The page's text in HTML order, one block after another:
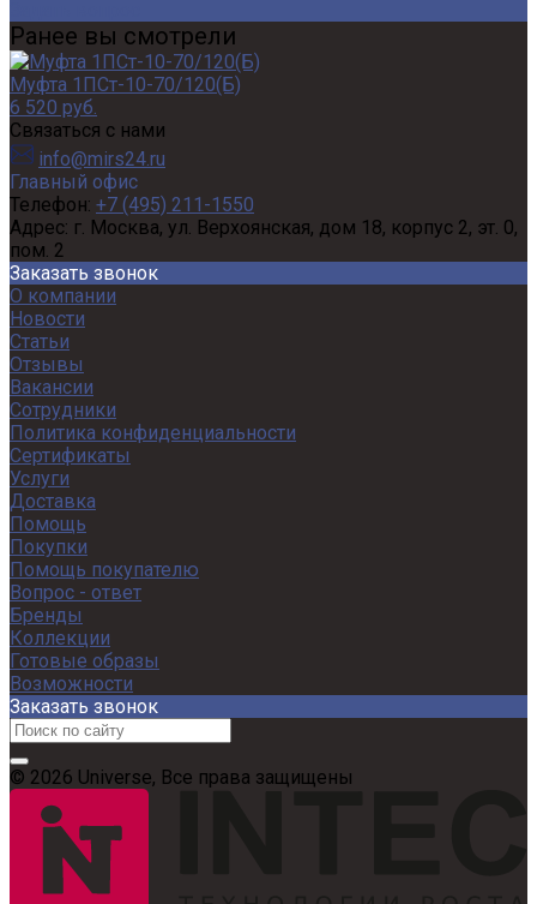
Ранее вы смотрели
Муфта 1ПСт-10-70/120(Б)
6 520 руб.
Связаться с нами
info@mirs24.ru
Главный офис
Телефон: +7 (495) 211-1550
Адрес: г. Москва, ул. Верхоянская, дом 18, корпус 2, эт. 0,
пом. 2
Заказать звонок
О компании
Новости
Статьи
Отзывы
Вакансии
Сотрудники
Политика конфиденциальности
Сертификаты
Услуги
Доставка
Помощь
Покупки
Помощь покупателю
Вопрос - ответ
Бренды
Коллекции
Готовые образы
Возможности
Заказать звонок
© 2026 Universe, Все права защищены